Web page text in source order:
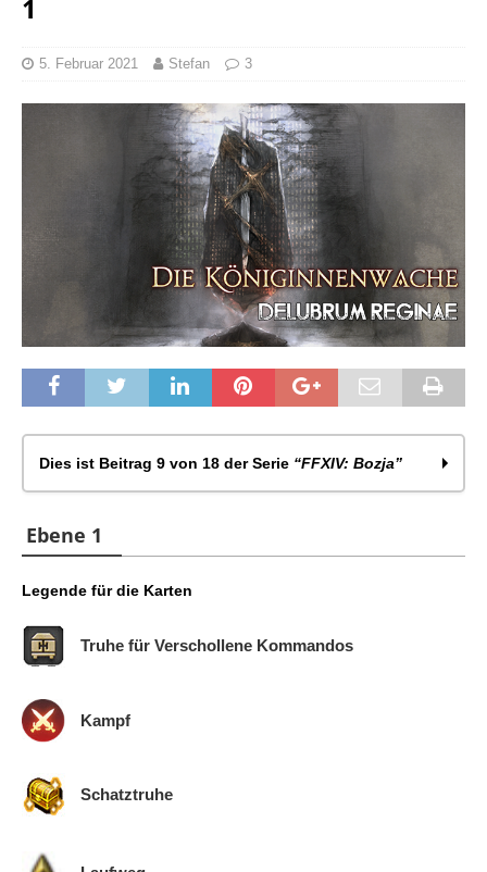
1
5. Februar 2021 Stefan 3
Dies ist Beitrag 9 von 18 der Serie “FFXIV: Bozja”
FFXIV: Bozja-Südfront – Verschollene Kommandos
FFXIV: Die Bozja-Südfront – Aufgaben
FFXIV: Die Bozja-Südfront – Castrum Lacus Litore
FFXIV: Bozja-Südfront – Fronterlebnisse
FFXIV: Delubrum Reginae – Ebene 1
FFXIV: Delubrum Reginae – Ebene 2
FFXIV: Die Zadnor-Hochebene – Aufgaben
Ebene 1
Legende für die Karten
Truhe für Verschollene Kommandos
Kampf
Schatztruhe